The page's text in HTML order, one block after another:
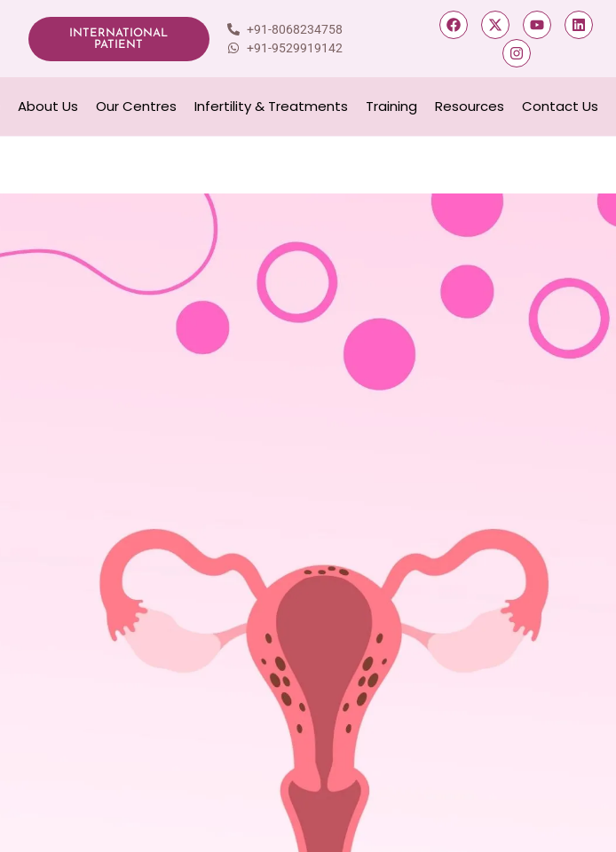
INTERNATIONAL
PATIENT
+91-8068234758
+91-9529919142
About Us Our Centres Infertility & Treatments Training Resources Contact Us